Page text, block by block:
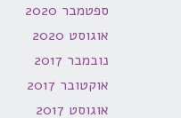
ספטמבר 2020
אוגוסט 2020
נובמבר 2017
אוקטובר 2017
אוגוסט 2017